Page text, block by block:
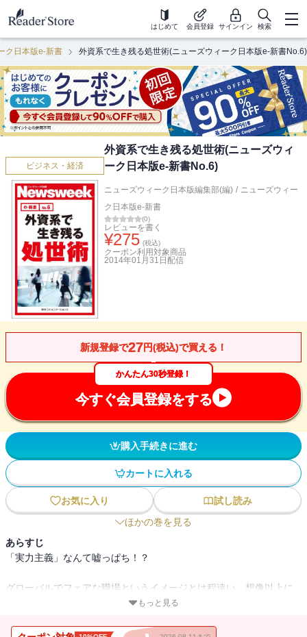
はじめて 会員登録 サインイン 検索
ク日本版e-新書 外資系で生き残る処世術(ニューズウィーク日本版e-新書No.6)
ビジネス・経済
外資系で生き残る処世術(ニューズウィ
ーク日本版e-新書No.6)
ニューズウィーク日本版編集部(編) / ニューズウィー
ク日本版e-新書
(0)
レビューを書く
¥275 (税込)
クーポン利用対象商品
2014年01月31日 配信
新規登録で27円(税込)で買える！
かんたん30秒登録！
今すぐ会員登録をする
購入手続きに進む
カートに入れる
お気に入り
試し読み
ほかの巻を見る
あらすじ
「実力主義」なんて嘘っぱち！？
グローバルでフェアな職場というイメージとは程遠い、想像以上に
ウエットな外資系企業で日本人が成功を収める処世術とは。
＊この電子書籍は、「ニューズウィーク日本版2013年2月5日号」に
もっと見る